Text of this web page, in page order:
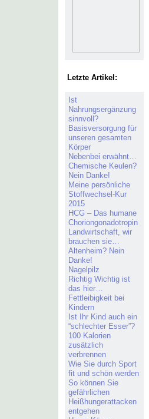
Letzte Artikel:
Ist
Nahrungsergänzung
sinnvoll?
Basisversorgung für
unseren gesamten
Körper
Nebenbei erwähnt…
Chemische Keulen?
Nein Danke!
Meine persönliche
Stoffwechsel-Kur
2015
HCG – Das humane
Choriongonadotropin
Landwirtschaft, wir
brauchen sie…
Altenheim? Nein
Danke!
Nagelpilz
Richtig Wichtig ist
das hier…
Fettleibigkeit bei
Kindern
Ist Ihr Kind auch ein
“schlechter Esser”?
100 Kalorien
zusätzlich
verbrennen
Wie Sie durch Sport
fit und schön werden
So können Sie
gefährlichen
Heißhungerattacken
entgehen